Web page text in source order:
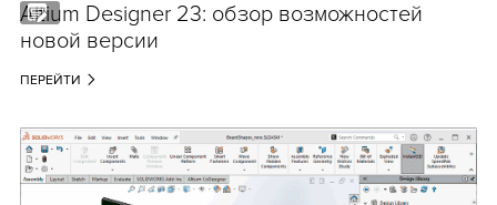
Altium Designer 23: обзор возможностей
новой версии
ПЕРЕЙТИ